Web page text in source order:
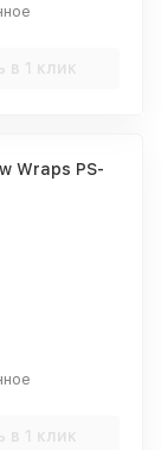
в 1 клик
Wraps PS-
в 1 клик